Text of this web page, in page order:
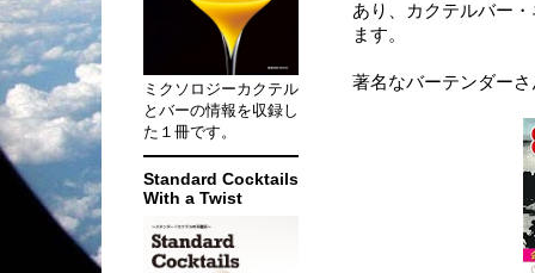
あり、カクテルバー
ます。
著名なバーテンダー
ミクソロジーカクテル
とバーの情報を収録し
た１冊です。
Standard Cocktails
With a Twist